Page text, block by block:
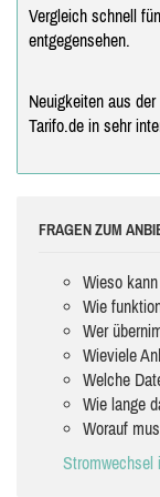
Vergleich schnell
entgegensehen.
Neuigkeiten aus
Tarifo.de in sehr
FRAGEN ZUM
Wieso
Wie
Wer
Wieviele
Welche
Wie lange
Worauf
Stromwechsel